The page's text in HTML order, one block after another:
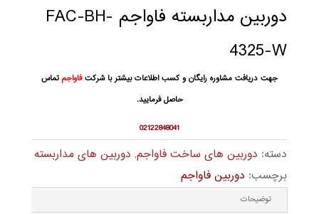
دوربین مداربسته فاواجم FAC-BH-
4325-W
جهت دریافت مشاوره رایگان و کسب اطلاعات بیشتر با شرکتفاواجم تماس
حاصل فرمایید.
02122848041
دسته: دوربین های ساخت فاواجم, دوربین های مداربسته
برچسب: دوربین فاواجم
توضیحات